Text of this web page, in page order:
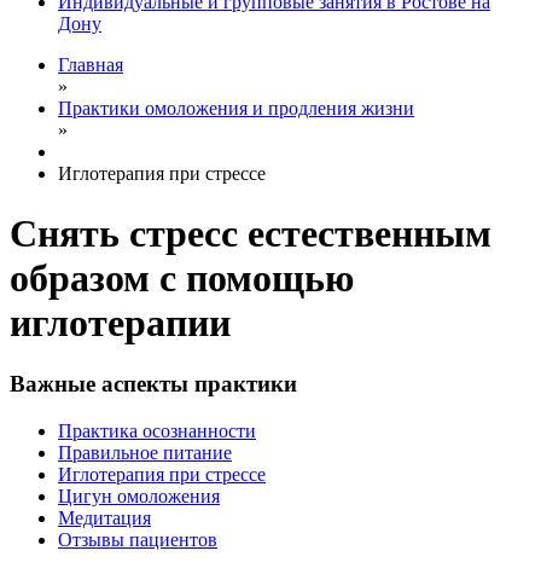
Дону
Главная
»
Практики омоложения и продления жизни
»
Иглотерапия при стрессе
Снять стресс естественным
образом с помощью
иглотерапии
Важные аспекты практики
Практика осознанности
Правильное питание
Иглотерапия при стрессе
Цигун омоложения
Медитация
Отзывы пациентов